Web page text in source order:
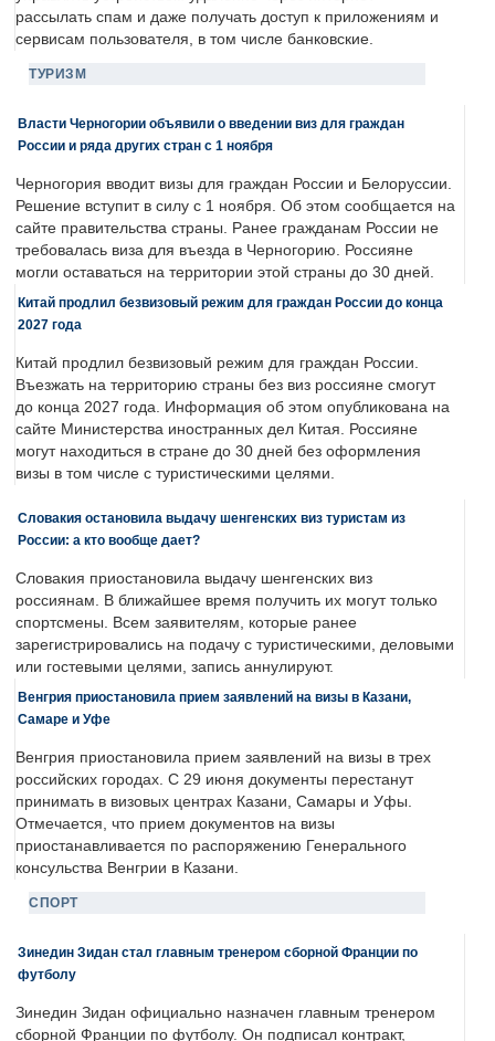
рассылать спам и даже получать доступ к приложениям и
сервисам пользователя, в том числе банковские.
ТУРИЗМ
Власти Черногории объявили о введении виз для граждан
России и ряда других стран с 1 ноября
Черногория вводит визы для граждан России и Белоруссии.
Решение вступит в силу с 1 ноября. Об этом сообщается на
сайте правительства страны. Ранее гражданам России не
требовалась виза для въезда в Черногорию. Россияне
могли оставаться на территории этой страны до 30 дней.
Китай продлил безвизовый режим для граждан России до конца
2027 года
Китай продлил безвизовый режим для граждан России.
Въезжать на территорию страны без виз россияне смогут
до конца 2027 года. Информация об этом опубликована на
сайте Министерства иностранных дел Китая. Россияне
могут находиться в стране до 30 дней без оформления
визы в том числе с туристическими целями.
Словакия остановила выдачу шенгенских виз туристам из
России: а кто вообще дает?
Словакия приостановила выдачу шенгенских виз
россиянам. В ближайшее время получить их могут только
спортсмены. Всем заявителям, которые ранее
зарегистрировались на подачу с туристическими, деловыми
или гостевыми целями, запись аннулируют.
Венгрия приостановила прием заявлений на визы в Казани,
Самаре и Уфе
Венгрия приостановила прием заявлений на визы в трех
российских городах. С 29 июня документы перестанут
принимать в визовых центрах Казани, Самары и Уфы.
Отмечается, что прием документов на визы
приостанавливается по распоряжению Генерального
консульства Венгрии в Казани.
СПОРТ
Зинедин Зидан стал главным тренером сборной Франции по
футболу
Зинедин Зидан официально назначен главным тренером
сборной Франции по футболу. Он подписал контракт,